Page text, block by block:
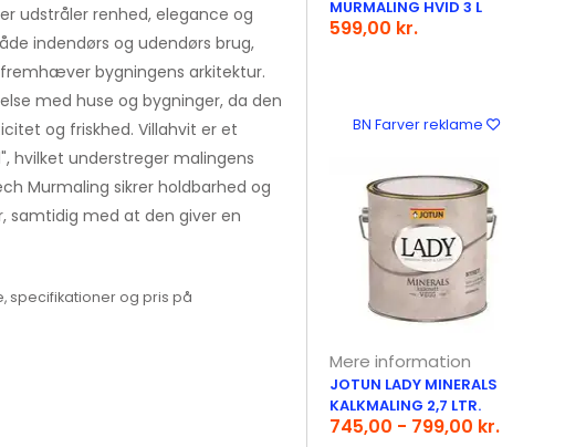
udstråler renhed, elegance og
indendørs og udendørs brug,
bygningens arkitektur.
med huse og bygninger, da den
og friskhed. Villahvit er et
hvilket understreger malingens
Murmaling sikrer holdbarhed og
samtidig med at den giver en
specifikationer og pris på
MURMALING HVID 3 L
599,00 kr.
BN Farver reklame
Mere information
JOTUN LADY MINERALS
KALKMALING 2,7 LTR.
745,00 - 799,00 kr.